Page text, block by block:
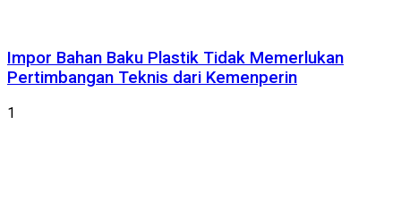
Impor Bahan Baku Plastik Tidak Memerlukan
Pertimbangan Teknis dari Kemenperin
1